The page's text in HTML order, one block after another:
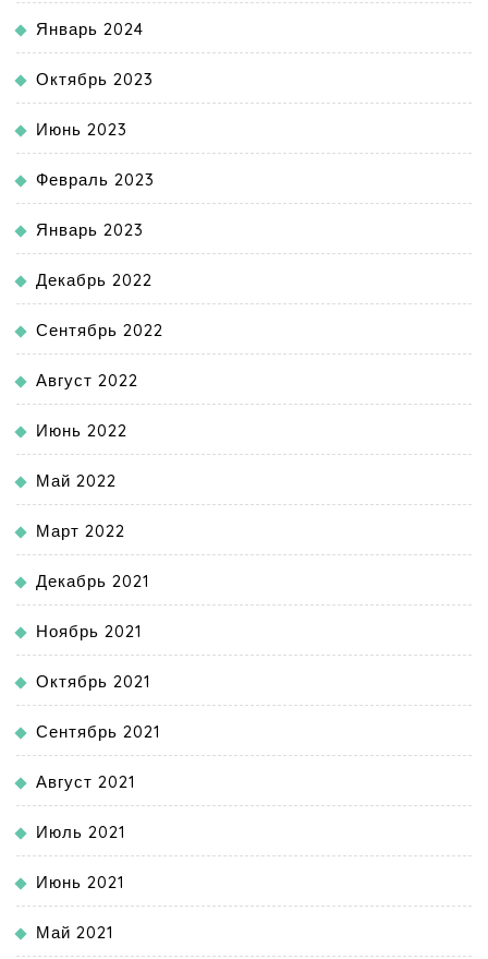
Январь 2024
Октябрь 2023
Июнь 2023
Февраль 2023
Январь 2023
Декабрь 2022
Сентябрь 2022
Август 2022
Июнь 2022
Май 2022
Март 2022
Декабрь 2021
Ноябрь 2021
Октябрь 2021
Сентябрь 2021
Август 2021
Июль 2021
Июнь 2021
Май 2021